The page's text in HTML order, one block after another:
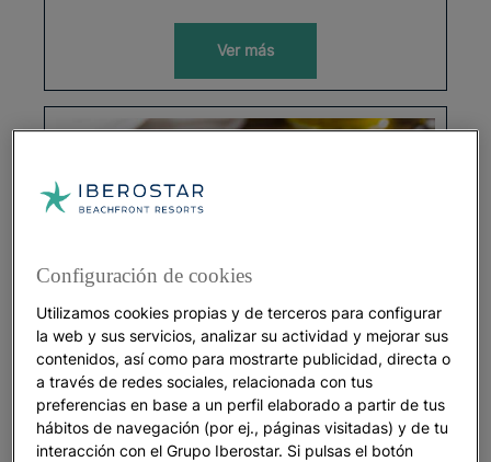
Ver más
GASTRONOMÍA
Las delicias árabes que serán una
tendencia saludable
Configuración de cookies
Utilizamos cookies propias y de terceros para configurar
la web y sus servicios, analizar su actividad y mejorar sus
contenidos, así como para mostrarte publicidad, directa o
a través de redes sociales, relacionada con tus
preferencias en base a un perfil elaborado a partir de tus
hábitos de navegación (por ej., páginas visitadas) y de tu
interacción con el Grupo Iberostar. Si pulsas el botón